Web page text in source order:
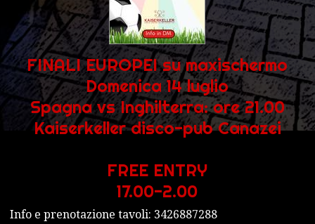
FINALI EUROPEI su maxischermo
Domenica 14 luglio
Spagna vs Inghilterra: ore 21.00
Kaiserkeller disco-pub Canazei
FREE ENTRY
17.00-2.00
Info e prenotazione tavoli: 3426887288